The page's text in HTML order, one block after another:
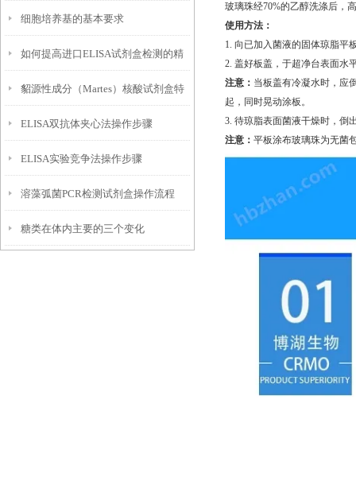
技巧
细胞培养基的基本要求
如何提高进口ELISA试剂盒检测的精
度呢？
貂源性成分（Martes）核酸试剂盒特
点及注意事项
ELISA双抗体夹心法操作步骤
ELISA实验竞争法操作步骤
溶藻弧菌PCR检测试剂盒操作流程
糖类在体内主要的三个变化
玻璃珠经70%的乙醇洗涤后，
使用方法：
1. 向已加入菌液的固体琼脂平
2. 盖好板盖，于超净台表面水
注意： 当板盖有冷凝水时，应
起，同时晃动涂板。
3. 待琼脂表面菌液干燥时，倒
注意： 平板涂布玻璃珠为无菌